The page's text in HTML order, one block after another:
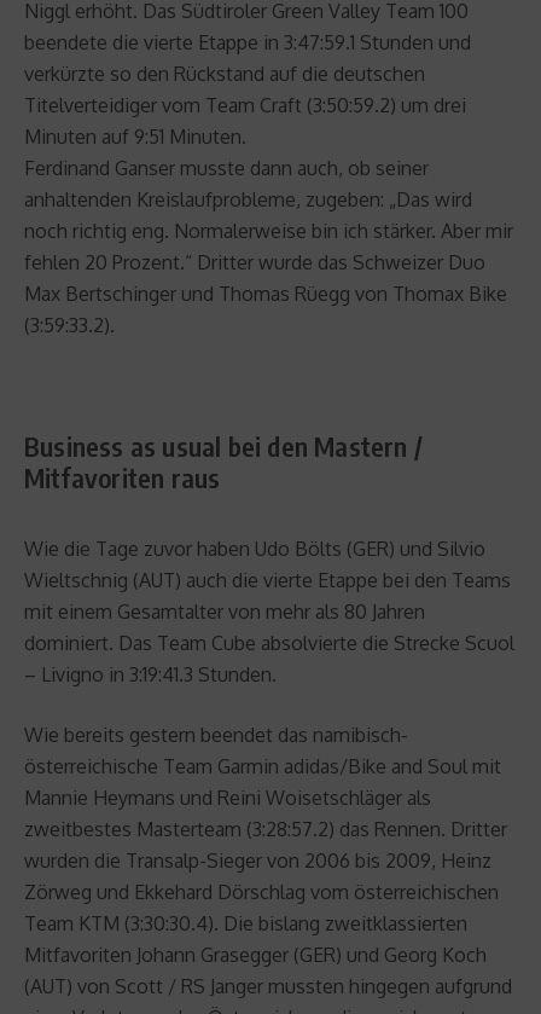
Niggl erhöht. Das Südtiroler Green Valley Team 100
beendete die vierte Etappe in 3:47:59.1 Stunden und
verkürzte so den Rückstand auf die deutschen
Titelverteidiger vom Team Craft (3:50:59.2) um drei
Minuten auf 9:51 Minuten.
Ferdinand Ganser musste dann auch, ob seiner
anhaltenden Kreislaufprobleme, zugeben: „Das wird
noch richtig eng. Normalerweise bin ich stärker. Aber mir
fehlen 20 Prozent.“ Dritter wurde das Schweizer Duo
Max Bertschinger und Thomas Rüegg von Thomax Bike
(3:59:33.2).
Business as usual bei den Mastern /
Mitfavoriten raus
Wie die Tage zuvor haben Udo Bölts (GER) und Silvio
Wieltschnig (AUT) auch die vierte Etappe bei den Teams
mit einem Gesamtalter von mehr als 80 Jahren
dominiert. Das Team Cube absolvierte die Strecke Scuol
– Livigno in 3:19:41.3 Stunden.
Wie bereits gestern beendet das namibisch-
österreichische Team Garmin adidas/Bike and Soul mit
Mannie Heymans und Reini Woisetschläger als
zweitbestes Masterteam (3:28:57.2) das Rennen. Dritter
wurden die Transalp-Sieger von 2006 bis 2009, Heinz
Zörweg und Ekkehard Dörschlag vom österreichischen
Team KTM (3:30:30.4). Die bislang zweitklassierten
Mitfavoriten Johann Grasegger (GER) und Georg Koch
(AUT) von Scott / RS Janger mussten hingegen aufgrund